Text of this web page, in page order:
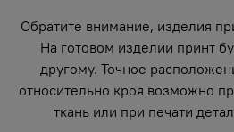
Обратите внимание, изделия
На готовом изделии принт
другому. Точное
относительно кроя возможно
ткань или при печати